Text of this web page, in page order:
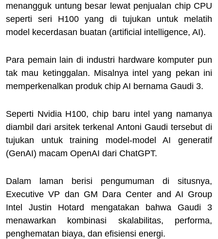
menangguk untung besar lewat penjualan chip CPU
seperti seri H100 yang di tujukan untuk melatih
model kecerdasan buatan (artificial intelligence, AI).
Para pemain lain di industri hardware komputer pun
tak mau ketinggalan. Misalnya intel yang pekan ini
memperkenalkan produk chip AI bernama Gaudi 3.
Seperti Nvidia H100, chip baru intel yang namanya
diambil dari arsitek terkenal Antoni Gaudi tersebut di
tujukan untuk training model-model AI generatif
(GenAI) macam OpenAI dari ChatGPT.
Dalam laman berisi pengumuman di situsnya,
Executive VP dan GM Dara Center and AI Group
Intel Justin Hotard mengatakan bahwa Gaudi 3
menawarkan kombinasi skalabilitas, performa,
penghematan biaya, dan efisiensi energi.